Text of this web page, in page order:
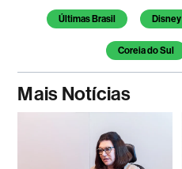
Temas deste artigo
Últimas Brasil Disney
Coreia do Sul
Mais Notícias